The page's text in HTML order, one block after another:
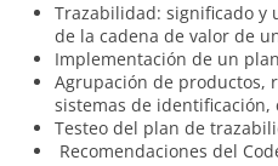
Trazabilidad: significado y
de la cadena de valor de
Implementación de un
Agrupación de productos,
sistemas de
Testeo del plan de
Recomendaciones del